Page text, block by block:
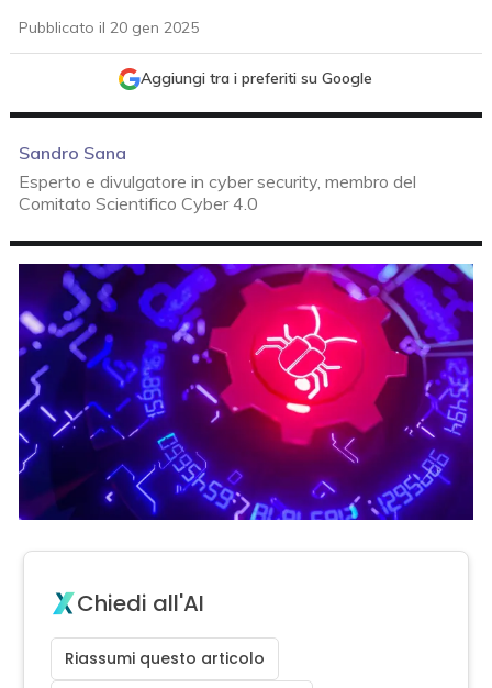
Pubblicato il 20 gen 2025
Aggiungi tra i preferiti su Google
Sandro Sana
Esperto e divulgatore in cyber security, membro del
Comitato Scientifico Cyber 4.0
Chiedi all'AI
Riassumi questo articolo